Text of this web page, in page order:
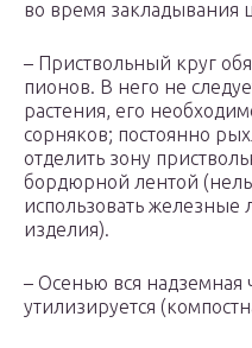
во время закладывания
– Приствольный круг
пионов. В него не
растения, его
сорняков; постоянно
отделить зону
бордюрной лентой
использовать
изделия).
– Осенью вся надземная
утилизируется